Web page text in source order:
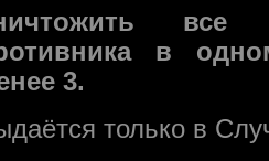
все
в
3.
только в